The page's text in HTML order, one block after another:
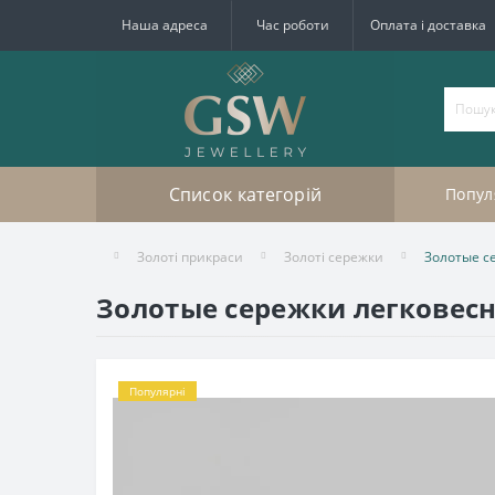
Наша адреса Час роботи Оплата і доставка
Список категорій
Золоті прикраси Золоті сережки Золотые
Золотые сережки
Популярні